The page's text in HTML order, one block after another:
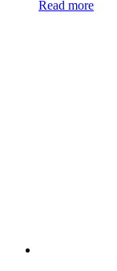
Read more